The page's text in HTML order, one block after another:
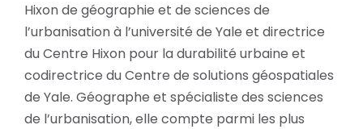
Hixon de géographie et de sciences de
l’urbanisation à l’université de Yale et directrice
du Centre Hixon pour la durabilité urbaine et
codirectrice du Centre de solutions géospatiales
de Yale. Géographe et spécialiste des sciences
de l’urbanisation, elle compte parmi les plus